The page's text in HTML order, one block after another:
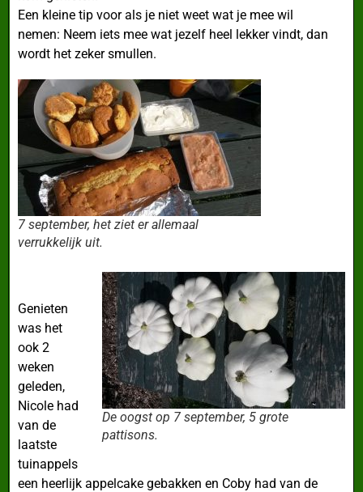
Een kleine tip voor als je niet weet wat je mee wil
nemen: Neem iets mee wat jezelf heel lekker vindt, dan
wordt het zeker smullen.
7 september, het ziet er allemaal
verrukkelijk uit.
De oogst op 7 september, 5 grote
pattisons.
Genieten
was het
ook 2
weken
geleden,
Nicole had
van de
laatste
tuinappels
een heerlijk appelcake gebakken en Coby had van de